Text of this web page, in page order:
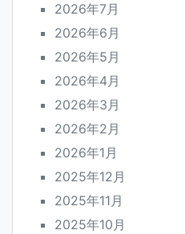
2026年7月
2026年6月
2026年5月
2026年4月
2026年3月
2026年2月
2026年1月
2025年12月
2025年11月
2025年10月